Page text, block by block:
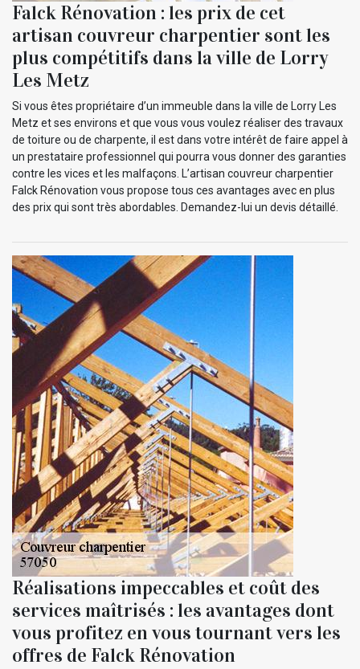
Falck Rénovation : les prix de cet
artisan couvreur charpentier sont les
plus compétitifs dans la ville de Lorry
Les Metz
Si vous êtes propriétaire d’un immeuble dans la ville de Lorry Les
Metz et ses environs et que vous vous voulez réaliser des travaux
de toiture ou de charpente, il est dans votre intérêt de faire appel à
un prestataire professionnel qui pourra vous donner des garanties
contre les vices et les malfaçons. L’artisan couvreur charpentier
Falck Rénovation vous propose tous ces avantages avec en plus
des prix qui sont très abordables. Demandez-lui un devis détaillé.
Réalisations impeccables et coût des
services maîtrisés : les avantages dont
vous profitez en vous tournant vers les
offres de Falck Rénovation